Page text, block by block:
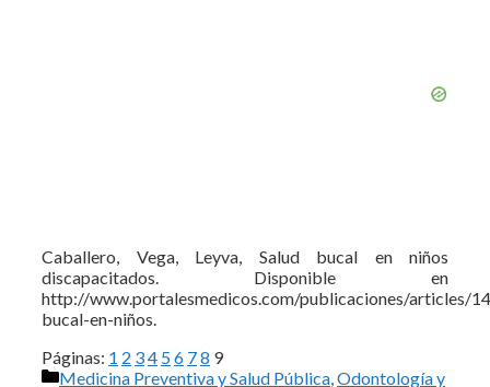
Caballero, Vega, Leyva, Salud bucal en niños
discapacitados. Disponible en
http://www.portalesmedicos.com/publicaciones/articles/
bucal-en-niños.
Páginas: 1 2 34 56 78 9
Categorías
Medicina Preventiva y Salud Pública Odontología y